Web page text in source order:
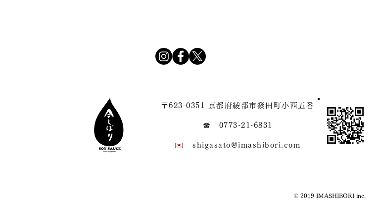
〒623-0351 京都府綾部市篠田町小西五番
☎︎ 0773-21-6831
✉️ shigasato@imashibori.com
© 2019 IMASHIBORI inc.